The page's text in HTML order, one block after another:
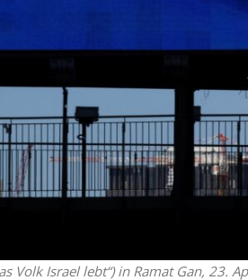
Volk Israel lebt“) in Ramat Gan, 23.
2026: Das ist
Beliak
die